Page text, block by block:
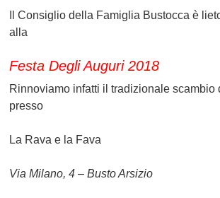
Il Consiglio della Famiglia Bustocca è
alla
Festa Degli Auguri 2018
Rinnoviamo infatti il tradizionale scambio
presso
La Rava e la Fava
Via Milano, 4 – Busto Arsizio